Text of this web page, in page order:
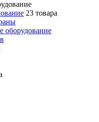
23 товара
оборудование